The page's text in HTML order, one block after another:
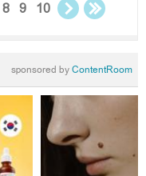
8 9 10
sponsored byContentRoom